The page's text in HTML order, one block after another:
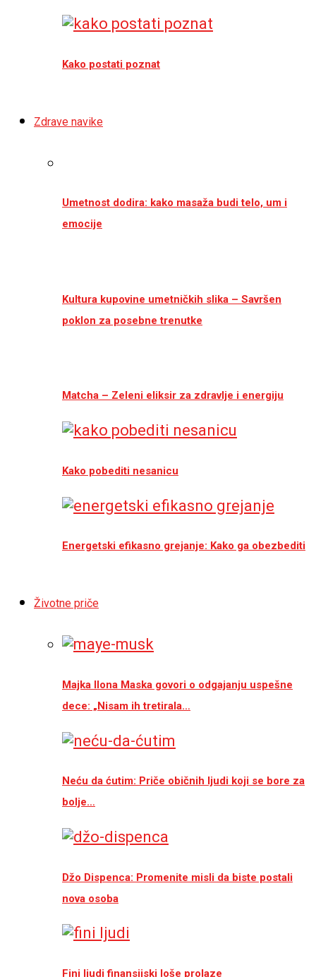
Kako postati poznat
Zdrave navike
Umetnost dodira: kako masaža budi telo, um i
emocije
Kultura kupovine umetničkih slika – Savršen
poklon za posebne trenutke
Matcha – Zeleni eliksir za zdravlje i energiju
Kako pobediti nesanicu
Energetski efikasno grejanje: Kako ga obezbediti
Životne priče
Majka Ilona Maska govori o odgajanju uspešne
dece: „Nisam ih tretirala…
Neću da ćutim: Priče običnih ljudi koji se bore za
bolje…
Džo Dispenca: Promenite misli da biste postali
nova osoba
Fini ljudi finansijski loše prolaze